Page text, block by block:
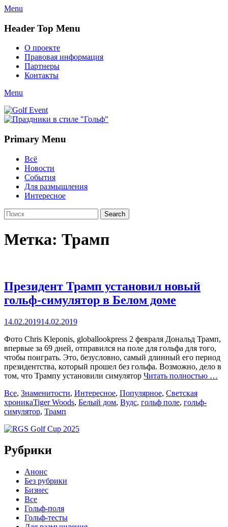
Menu
Header Top Menu
Skip
content
О проекте
Правовая информация
Партнеры
Контакты
Twitter
Email
YouTube
Website
Link
Menu
Golf Event
СМИ о гольфе, гольф-события, новости гольфа. Russian golf
Primary Menu
Skip
content
Всё
Новости
События
Для размышления
Интересное
Search
Search
for:
Метка: Трамп
Президент Трамп установил новый
гольф-симулятор в Белом доме
Posted
14.02.201914.02.2019
Фото Chris Kleponis, globallookpress 2 февраля Дональд Трамп,
впервые за 69 дней, отправился на поле для гольфа для того,
чтобы поиграть. Это, безусловно, самый длинный его период
президентства, который прошел без гольфа. Возможно, дело в
том, что Трампу установили симулятор Читать полностью …
Categories
Все, Знаменитости, Интересное, Популярное, Светская
хроникаTags
Tiger Woods, Белый дом, Вудс, гольф поле, гольф-
симулятор, Трамп
Рубрики
Анонс
Без рубрики
Бизнес
Все
Гольф-поля
Гольф-тесты